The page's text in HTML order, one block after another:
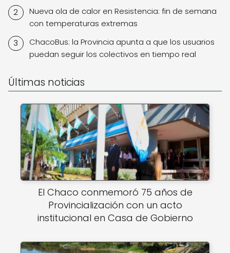
Nueva ola de calor en Resistencia: fin de semana
con temperaturas extremas
ChacoBus: la Provincia apunta a que los usuarios
puedan seguir los colectivos en tiempo real
Últimas noticias
El Chaco conmemoró 75 años de
Provincialización con un acto
institucional en Casa de Gobierno